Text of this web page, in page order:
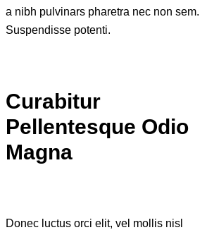
a nibh pulvinars pharetra nec non sem.
Suspendisse potenti.
Curabitur
Pellentesque Odio
Magna
Donec luctus orci elit, vel mollis nisl